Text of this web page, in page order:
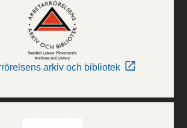
arkiv och bibliotek